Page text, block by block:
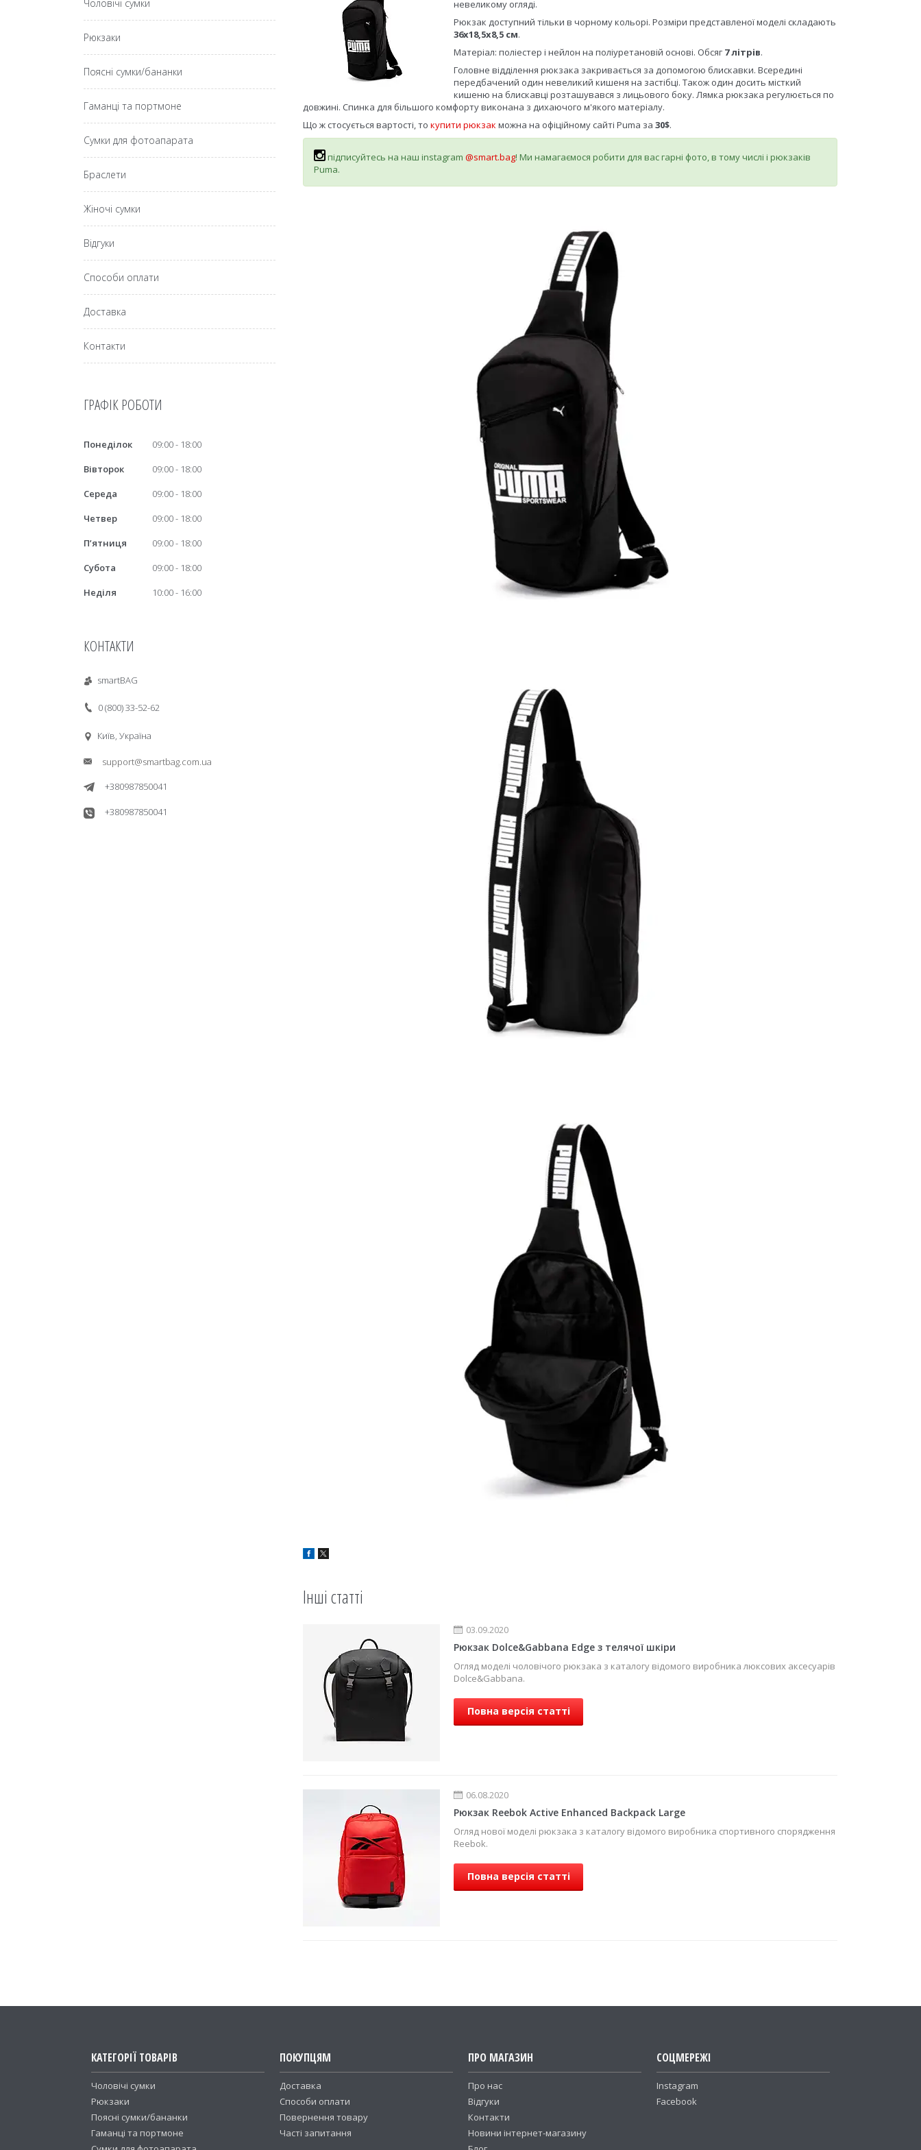
невеликому огляді.
Рюкзак доступний тільки в чорному кольорі. Розміри представленої моделі складають
36х18,5х8,5 см.
Матеріал: поліестер і нейлон на поліуретановій основі. Обсяг 7 літрів.
Головне відділення рюкзака закривається за допомогою блискавки. Всередині
передбачений один невеликий кишеня на застібці. Також один досить місткий
кишеню на блискавці розташувався з лицьового боку. Лямка рюкзака регулюється по
довжині. Спинка для більшого комфорту виконана з дихаючого м'якого матеріалу.
Що ж стосується вартості, то купити рюкзак можна на офіційному сайті Puma за 30$.
підписуйтесь на наш instagram @smart.bag! Ми намагаємося робити для вас гарні фото, в тому числі і рюкзаків
Puma.
Інші статті
03.09.2020
Рюкзак Dolce&Gabbana Edge з телячої шкіри
Огляд моделі чоловічого рюкзака з каталогу відомого виробника люксових аксесуарів
Dolce&Gabbana.
Повна версія статті
06.08.2020
Рюкзак Reebok Active Enhanced Backpack Large
Огляд нової моделі рюкзака з каталогу відомого виробника спортивного спорядження
Reebok.
Повна версія статті
Чоловічі сумки
Рюкзаки
Поясні сумки/бананки
Гаманці та портмоне
Сумки для фотоапарата
Браслети
Жіночі сумки
Відгуки
Способи оплати
Доставка
Контакти
ГРАФІК РОБОТИ
Понеділок 09:00
18:00
Вівторок
09:00
18:00
Середа
09:00
18:00
Четвер
09:00
18:00
Пʼятниця
09:00
18:00
Субота
09:00
18:00
Неділя
10:00 16:00
КОНТАКТИ
smartBAG
0 (800) 33-52-62
Київ, Україна
support@smartbag.com.ua
+380987850041
+380987850041
КАТЕГОРІЇ ТОВАРІВ
Чоловічі сумки
Рюкзаки
Поясні сумки/бананки
Гаманці та портмоне
ПОКУПЦЯМ
Доставка
Способи оплати
Повернення товару
Часті запитання
ПРО МАГАЗИН
Про нас
Відгуки
Контакти
Новини інтернет-магазину
СОЦМЕРЕЖІ
Instagram
Facebook